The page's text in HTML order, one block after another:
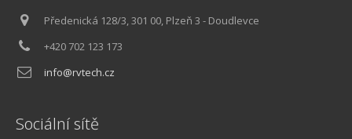
Předenická 128/3, 301 00, Plzeň 3 - Doudlevce
+420 702 123 173
info@rvtech.cz
Sociální sítě